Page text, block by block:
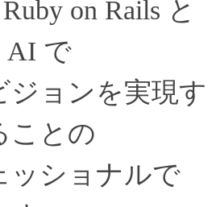
on Rails と
AI で
ジョンを実現す
ことの
ッショナルで